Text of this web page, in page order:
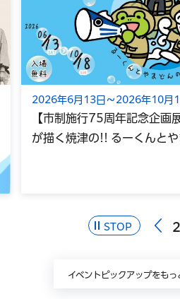
STOP 2
2026年6月13日～2026年10月
【市制施行75周年記念企画
が描く焼津の!! るーくんと
イベントピックアップをもっ